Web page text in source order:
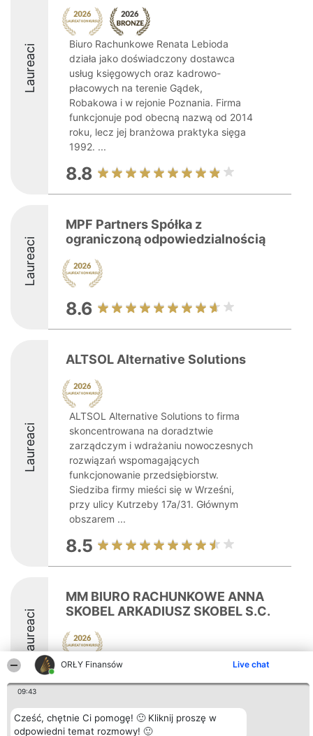
ORŁY Finansów Live chat
09:43
Cześć, chętnie Ci pomogę! 🙂 Kliknij proszę w
odpowiedni temat rozmowy! 🙂
Laureaci
Biuro Rachunkowe Renata Lebioda
działa jako doświadczony dostawca
usług księgowych oraz kadrowo-
płacowych na terenie Gądek,
Robakowa i w rejonie Poznania. Firma
funkcjonuje pod obecną nazwą od 2014
roku, lecz jej branżowa praktyka sięga
1992. ...
8.8
Laureaci
MPF Partners Spółka z
ograniczoną odpowiedzialnością
8.6
Laureaci
ALTSOL Alternative Solutions
ALTSOL Alternative Solutions to firma
skoncentrowana na doradztwie
zarządczym i wdrażaniu nowoczesnych
rozwiązań wspomagających
funkcjonowanie przedsiębiorstw.
Siedziba firmy mieści się w Wrześni,
przy ulicy Kutrzeby 17a/31. Głównym
obszarem ...
8.5
Laureaci
MM BIURO RACHUNKOWE ANNA
SKOBEL ARKADIUSZ SKOBEL S.C.
8.6
Organizator plebiscytu Plebiscyt